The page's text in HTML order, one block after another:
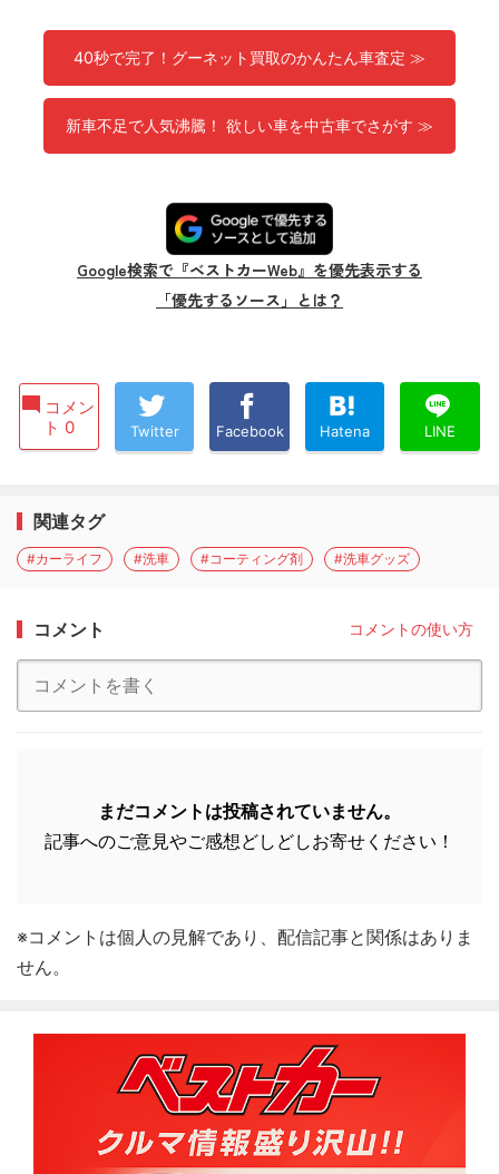
40秒で完了！グーネット買取のかんたん車査定 ≫
新車不足で人気沸騰！ 欲しい車を中古車でさがす ≫
Google検索で『ベストカーWeb』を優先表示する
「優先するソース」とは？
コメン
ト 0
Twitter Facebook Hatena LINE
関連タグ
#カーライフ #洗車 #コーティング剤 #洗車グッズ
コメント コメントの使い方
まだコメントは投稿されていません。
記事へのご意見やご感想どしどしお寄せください！
※コメントは個人の見解であり、配信記事と関係はありま
せん。